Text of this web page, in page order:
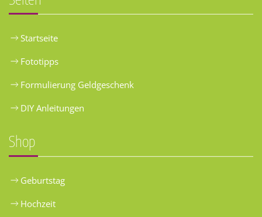
Startseite
Fototipps
Formulierung Geldgeschenk
DIY Anleitungen
Shop
Geburtstag
Hochzeit